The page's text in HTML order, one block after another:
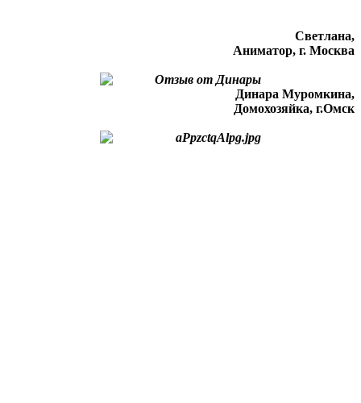
Светлана,
Аниматор, г. Москва
Динара Муромкина,
Домохозяйка, г.Омск